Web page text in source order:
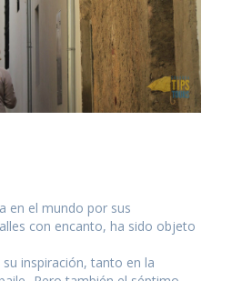
en el mundo por sus
con encanto, ha sido objeto
inspiración, tanto en la